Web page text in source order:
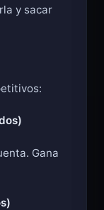
y sacar
Gana